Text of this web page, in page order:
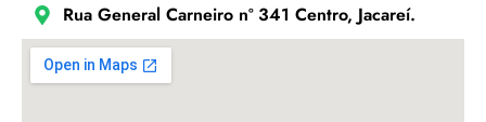
Rua General Carneiro nº 341 Centro, Jacareí.